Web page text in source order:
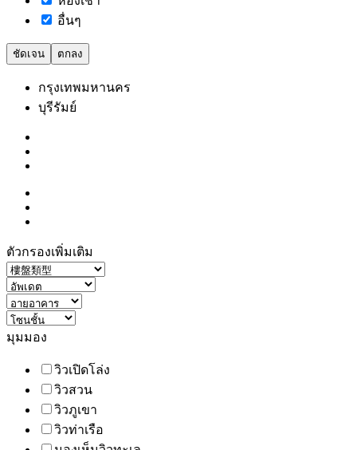
อื่นๆ
ชัดเจน ตกลง
กรุงเทพมหานคร
บุรีรัมย์
ตัวกรองเพิ่มเติม
มุมมอง
วิวเปิดโล่ง
วิวสวน
วิวภูเขา
วิวท่าเรือ